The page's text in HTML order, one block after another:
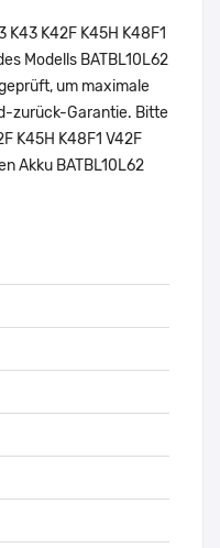
K42F K45H K48F1
Modells BATBL10L62
um maximale
zurück-Garantie. Bitte
K45H K48F1 V42F
Akku BATBL10L62